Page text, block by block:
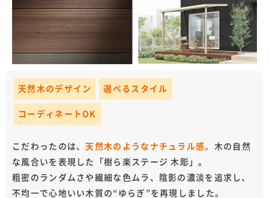
天然木のデザイン 選べるスタイル
コーディネートOK
こだわったのは、天然木のようなナチュラル感。 木の自然
な風合いを表現した「樹ら楽ステージ 木彫」。
粗密のランダムさや繊細な色ムラ、陰影の濃淡を追求し、
不均一で心地いい木質の“ゆらぎ”を再現しました。